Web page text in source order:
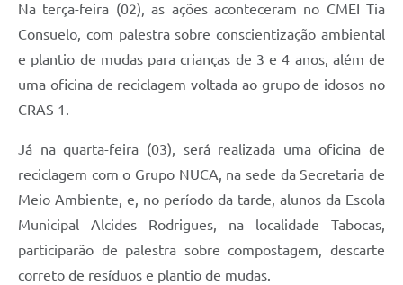
Na terça-feira (02), as ações aconteceram no CMEI Tia
Consuelo, com palestra sobre conscientização ambiental
e plantio de mudas para crianças de 3 e 4 anos, além de
uma oficina de reciclagem voltada ao grupo de idosos no
CRAS 1.
Já na quarta-feira (03), será realizada uma oficina de
reciclagem com o Grupo NUCA, na sede da Secretaria de
Meio Ambiente, e, no período da tarde, alunos da Escola
Municipal Alcides Rodrigues, na localidade Tabocas,
participarão de palestra sobre compostagem, descarte
correto de resíduos e plantio de mudas.